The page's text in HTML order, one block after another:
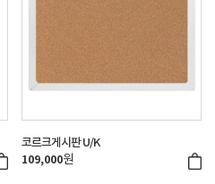
코르크게시판 U/K
109,000원